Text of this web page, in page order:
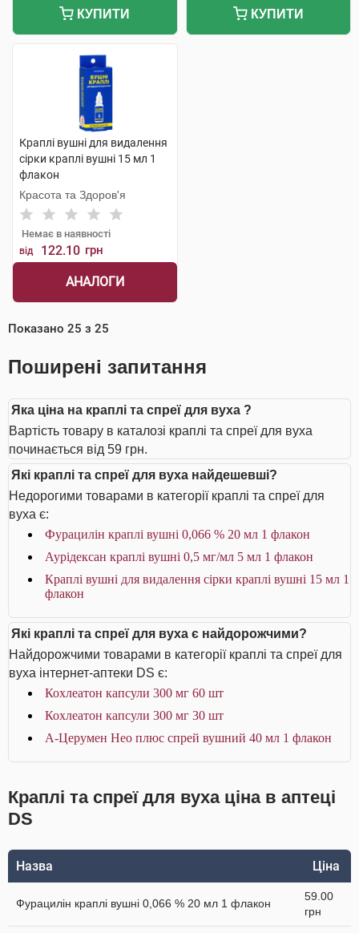
КУПИТИ КУПИТИ
Краплі вушні для видалення
сірки краплі вушні 15 мл 1
флакон
Красота та Здоров'я
Немає в наявності
від 122.10 грн
АНАЛОГИ
Показано 25 з 25
Поширені запитання
Яка ціна на краплі та спреї для вуха ?
Вартість товару в каталозі краплі та спреї для вуха
починається від 59 грн.
Які краплі та спреї для вуха найдешевші?
Недорогими товарами в категорії краплі та спреї для
вуха є:
Фурацилін краплі вушні 0,066 % 20 мл 1 флакон
Аурiдексан краплі вушні 0,5 мг/мл 5 мл 1 флакон
Краплі вушні для видалення сірки краплі вушні 15 мл 1
флакон
Які краплі та спреї для вуха є найдорожчими?
Найдорожчими товарами в категорії краплі та спреї для
вуха інтернет-аптеки DS є:
Кохлеатон капсули 300 мг 60 шт
Кохлеатон капсули 300 мг 30 шт
А-Церумен Нео плюс спрей вушний 40 мл 1 флакон
Краплі та спреї для вуха ціна в аптеці
DS
Назва Ціна
Фурацилін краплі вушні 0,066 % 20 мл 1 флакон
59.00
грн